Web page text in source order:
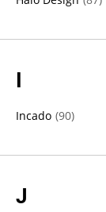
I
Incado (90)
J